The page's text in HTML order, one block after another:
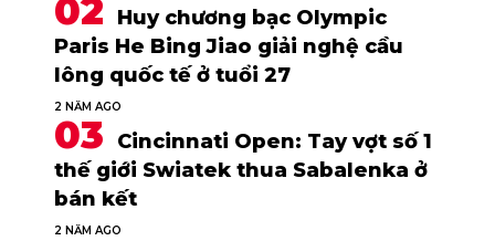
Huy chương bạc Olympic
Paris He Bing Jiao giải nghệ cầu
lông quốc tế ở tuổi 27
2 NĂM AGO
Cincinnati Open: Tay vợt số 1
thế giới Swiatek thua Sabalenka ở
bán kết
2 NĂM AGO